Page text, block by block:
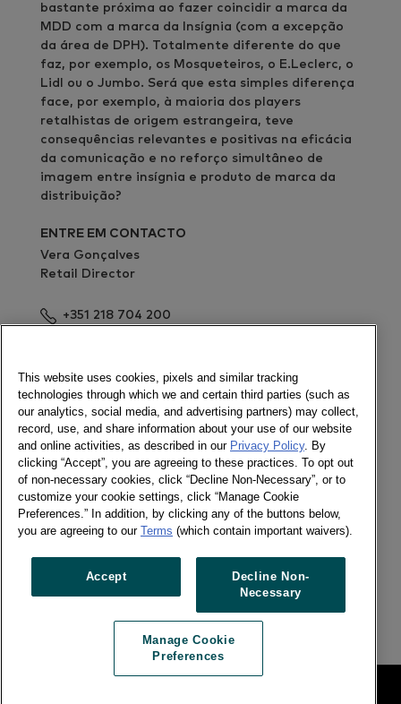
bastante próxima ao fazer coincidir a marca da
MDD com a marca da Insígnia (com a excepção
da área de DPH). Totalmente diferente do que
faz, por exemplo, os Mosqueteiros, o E.Leclerc, o
Lidl ou o Jumbo. Será que esta simples diferença
face, por exemplo, à maioria dos players
retalhistas de origem estrangeira, teve
consequências relevantes e positivas na eficácia
da comunicação e no reforço simultâneo de
imagem entre insígnia e produto de marca da
distribuição?
ENTRE EM CONTACTO
Vera Gonçalves
Retail Director
+351 218 704 200
Newsletter
Ligue-se a nós
Newsletter
Twitter
LinkedIn
Previous article
This website uses cookies, pixels and similar tracking
technologies through which we and certain third parties (such as
our analytics, social media, and advertising partners) may collect,
record, use, and share information about your use of our website
and online activities, as described in our Privacy Policy. By
clicking “Accept”, you are agreeing to these practices. To opt out
of non-necessary cookies, click “Decline Non-Necessary”, or to
customize your cookie settings, click “Manage Cookie
Preferences.” In addition, by clicking any of the buttons below,
you are agreeing to our Terms (which contain important waivers).
Accept
Decline Non-
Necessary
Manage Cookie
Preferences